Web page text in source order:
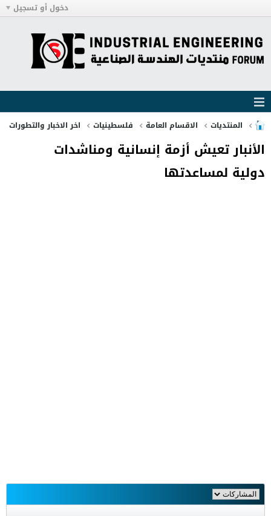
دخول أو تسجيل
المنتديات الاقسام العامة فلسطينيات اخر الاخبار والتطورات
الأنبار تعيش أزمة إنسانية ومناشدات
دولية لمساعدتها